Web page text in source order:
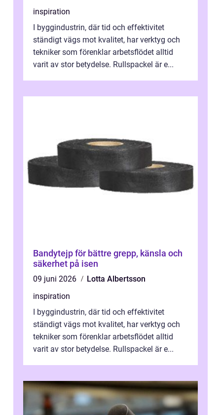
inspiration
I byggindustrin, där tid och effektivitet
ständigt vägs mot kvalitet, har verktyg och
tekniker som förenklar arbetsflödet alltid
varit av stor betydelse. Rullspackel är e...
Bandytejp för bättre grepp, känsla och
säkerhet på isen
09 juni 2026
Lotta Albertsson
inspiration
I byggindustrin, där tid och effektivitet
ständigt vägs mot kvalitet, har verktyg och
tekniker som förenklar arbetsflödet alltid
varit av stor betydelse. Rullspackel är e...